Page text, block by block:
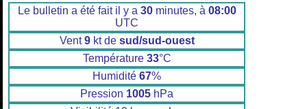
Le bulletin a été fait il y a 30minutes, à 08:00
UTC
Vent9kt de sud/sud-ouest
Température 33°C
Humidité 67%
Pression 1005 hPa